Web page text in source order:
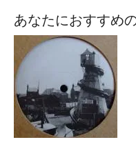
あなたにおすすめ